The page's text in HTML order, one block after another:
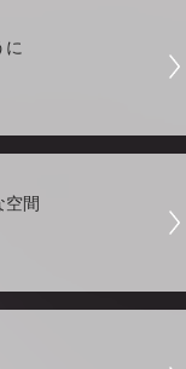
に
空間